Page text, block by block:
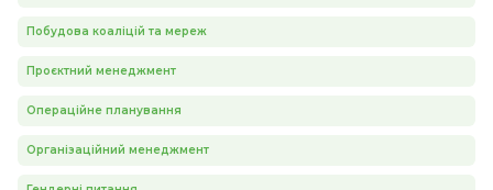
Побудова коаліцій та мереж
Проєктний менеджмент
Операційне планування
Організаційний менеджмент